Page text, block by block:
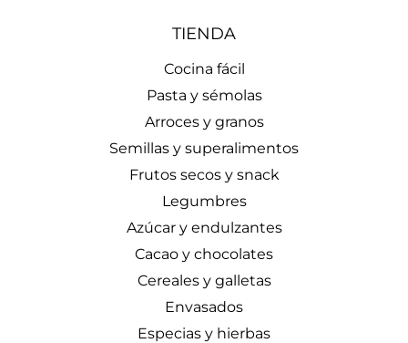
TIENDA
Cocina fácil
Pasta y sémolas
Arroces y granos
Semillas y superalimentos
Frutos secos y snack
Legumbres
Azúcar y endulzantes
Cacao y chocolates
Cereales y galletas
Envasados
Especias y hierbas